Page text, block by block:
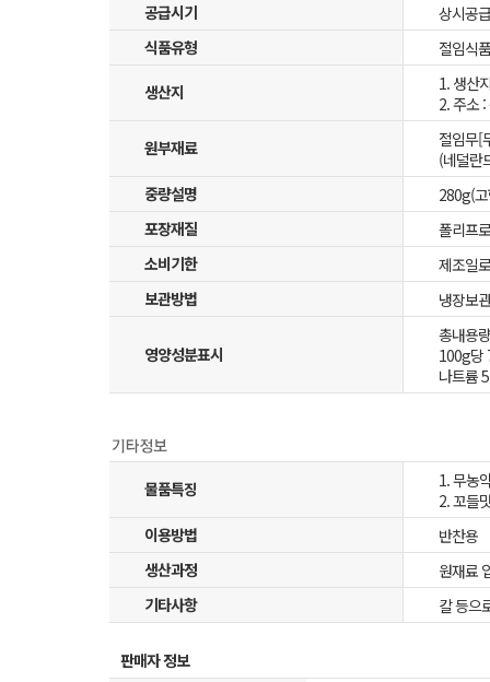
공급시기
상시공급
식품유형
절임식품
생산지
1. 생산
2. 주소
원부재료
절임무[
(네덜란
중량설명
280g(
포장재질
폴리프
소비기한
제조일
보관방법
냉장보관
영양성분표시
총내용
100g당
나트륨
물품특징
1. 무농
2. 꼬들
이용방법
반찬용
생산과정
원재료
기타사항
칼 등으
판매자 정보